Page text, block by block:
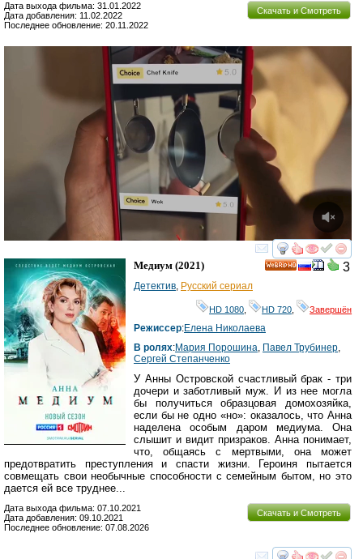
Скачать и Смотреть
Дата выхода фильма: 31.01.2022
Дата добавления: 11.02.2022
Последнее обновление: 20.11.2022
смотреть
3
Медиум (2021)
Детектив, Русский сериал
HD 1080, HD 720, Завершён
Режиссер:Елена Николаева
В ролях:Мария Порошина, Павел Трубинер,
Сергей Степанченко
У Анны Островской счастливый брак - три
дочери и заботливый муж. И из нее могла
бы получиться образцовая домохозяйка,
если бы не одно «но»: оказалось, что Анна
наделена особым даром медиума. Она
слышит и видит призраков. Анна понимает,
что, общаясь с мертвыми, она может
предотвратить преступления и спасти жизни. Героиня пытается
совмещать свои необычные способности с семейным бытом, но это
дается ей все труднее...
Скачать и Смотреть
Дата выхода фильма: 07.10.2021
Дата добавления: 09.10.2021
Последнее обновление: 07.08.2026